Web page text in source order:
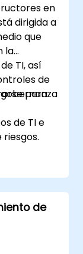
en
dirigida a
que
la
TI, así
de
para
de TI e
examen
de